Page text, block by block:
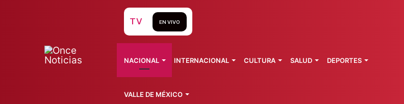
TV EN VIVO
NACIONAL INTERNACIONAL CULTURA SALUD DEPORTES
VALLE DE MÉXICO